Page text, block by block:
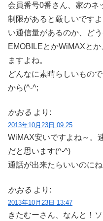
会員番号0番さん、家のネ
制限があると厳しいです
い通信量があるのか、ど
EMOBILEとかWiMAXと
ますよね。
どんなに素晴らしいもの
から(^-^;
かおる より:
2013年10月23日 09:25
WiMAX安いですよね～。
だと思います(^-^)
通話が出来たらいいのにね
かおる より:
2013年10月23日 13:47
きたむーさん、なんと！